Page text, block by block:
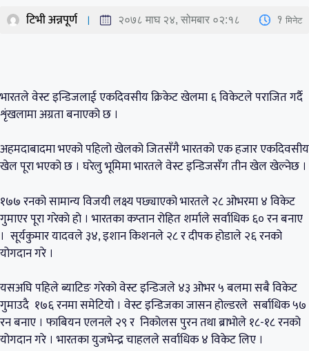
टिभी अन्नपूर्ण २०७८ माघ २४, सोमबार ०२:१८ 1 मिनेट
भारतले वेस्ट इन्डिजलाई एकदिवसीय क्रिकेट खेलमा ६ विकेटले पराजित गर्दै
शृंखलामा अग्रता बनाएको छ ।
अहमदाबादमा भएको पहिलो खेलको जितसँगै भारतको एक हजार एकदिवसीय
खेल पूरा भएको छ । घरेलु भूमिमा भारतले वेस्ट इन्डिजसँग तीन खेल खेल्नेछ ।
१७७ रनको सामान्य विजयी लक्ष्य पछ्याएको भारतले २८ ओभरमा ४ विकेट
गुमाएर पूरा गरेकाे हाे । भारतका कप्तान रोहित शर्माले सर्वाधिक ६० रन बनाए
। सूर्यकुमार यादवले ३४, इशान किशनले २८ र दीपक होडाले २६ रनको
योगदान गरे ।
यसअघि पहिले ब्याटिङ गरेको वेस्ट इन्डिजले ४३ ओभर ५ बलमा सबै विकेट
गुमाउदै १७६ रनमा समेटियो । वेस्ट इन्डिजका जासन होल्डरले सर्बाधिक ५७
रन बनाए । फाबियन एलनले २९ र निकोलस पुरन तथा ब्राभोले १८-१८ रनको
योगदान गरे । भारतका युजभेन्द्र चाहलले सर्वाधिक ४ विकेट लिए ।